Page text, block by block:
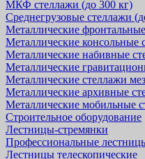
МКФ стеллажи (до 300 кг)
Среднегрузовые стеллажи
Металлические
Металлические консольные
Металлические набивные
Металлические
Металлические стеллажи
Металлические архивные
Металлические мобильные
Строительное оборудование
Лестницы-стремянки
Профессиональные
Лестницы телескопические